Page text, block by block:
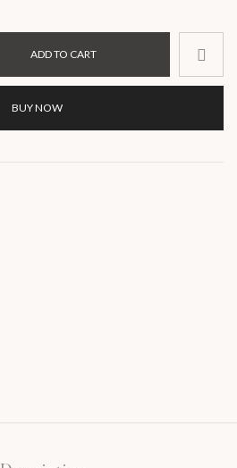
ADD TO CART
BUY NOW